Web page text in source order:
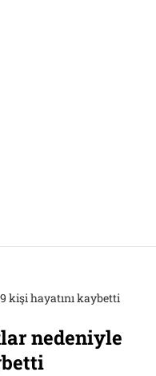
kişi hayatını kaybetti
nedeniyle